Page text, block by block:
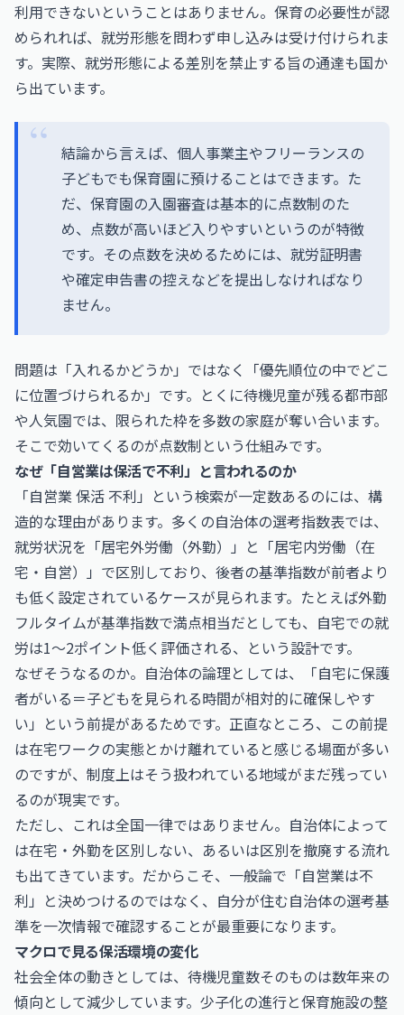
利用できないということはありません。保育の必要性が認
められれば、就労形態を問わず申し込みは受け付けられま
す。実際、就労形態による差別を禁止する旨の通達も国か
ら出ています。
結論から言えば、個人事業主やフリーランスの
子どもでも保育園に預けることはできます。た
だ、保育園の入園審査は基本的に点数制のた
め、点数が高いほど入りやすいというのが特徴
です。その点数を決めるためには、就労証明書
や確定申告書の控えなどを提出しなければなり
ません。
問題は「入れるかどうか」ではなく「優先順位の中でどこ
に位置づけられるか」です。とくに待機児童が残る都市部
や人気園では、限られた枠を多数の家庭が奪い合います。
そこで効いてくるのが点数制という仕組みです。
なぜ「自営業は保活で不利」と言われるのか
「自営業 保活 不利」という検索が一定数あるのには、構
造的な理由があります。多くの自治体の選考指数表では、
就労状況を「居宅外労働（外勤）」と「居宅内労働（在
宅・自営）」で区別しており、後者の基準指数が前者より
も低く設定されているケースが見られます。たとえば外勤
フルタイムが基準指数で満点相当だとしても、自宅での就
労は1〜2ポイント低く評価される、という設計です。
なぜそうなるのか。自治体の論理としては、「自宅に保護
者がいる＝子どもを見られる時間が相対的に確保しやす
い」という前提があるためです。正直なところ、この前提
は在宅ワークの実態とかけ離れていると感じる場面が多い
のですが、制度上はそう扱われている地域がまだ残ってい
るのが現実です。
ただし、これは全国一律ではありません。自治体によって
は在宅・外勤を区別しない、あるいは区別を撤廃する流れ
も出てきています。だからこそ、一般論で「自営業は不
利」と決めつけるのではなく、自分が住む自治体の選考基
準を一次情報で確認することが最重要になります。
マクロで見る保活環境の変化
社会全体の動きとしては、待機児童数そのものは数年来の
傾向として減少しています。少子化の進行と保育施設の整